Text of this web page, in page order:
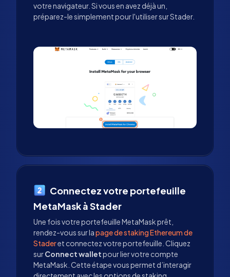
votre navigateur. Si vous en avez déjà un,
préparez-le simplement pour l'utiliser sur Stader.
Connectez votre portefeuille
MetaMask à Stader
Une fois votre portefeuille MetaMask prêt,
rendez-vous sur lapage de staking Ethereum de
Staderet connectez votre portefeuille. Cliquez
surConnect walletpour lier votre compte
MetaMask. Cette étape vous permet d’interagir